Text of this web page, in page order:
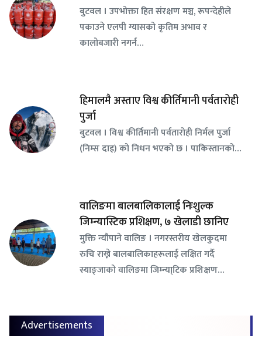
बुटवल । उपभोक्ता हित संरक्षण मञ्च, रूपन्देहीले
पकाउने एलपी ग्यासको कृतिम अभाव र
कालोबजारी नगर्न…
हिमालमै अस्ताए विश्व कीर्तिमानी पर्वतारोही
पुर्जा
बुटवल । विश्व कीर्तिमानी पर्वतारोही निर्मल पुर्जा
(निम्स दाइ) को निधन भएको छ । पाकिस्तानको…
वालिङमा बालबालिकालाई निःशुल्क
जिम्न्यास्टिक प्रशिक्षण, ७ खेलाडी छानिए
​मुक्ति न्यौपाने वालिङ । नगरस्तरीय खेलकुदमा
रुचि राख्ने बालबालिकाहरूलाई लक्षित गर्दै
स्याङ्जाको वालिङमा जिम्न्या्टिक प्रशिक्षण…
Advertisements